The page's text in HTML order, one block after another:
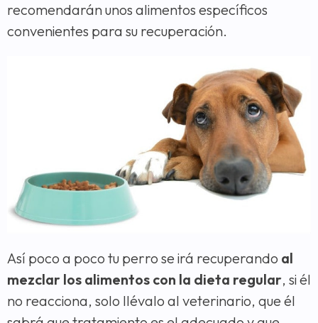
recomendarán unos alimentos específicos
convenientes para su recuperación.
Así poco a poco tu perro se irá recuperando al
mezclar los alimentos con la dieta regular, si él
no reacciona, solo llévalo al veterinario, que él